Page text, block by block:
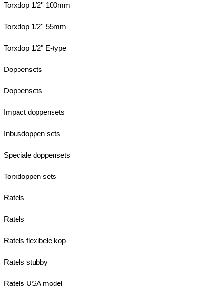
Torxdop 1/2'' 100mm
Torxdop 1/2'' 55mm
Torxdop 1/2" E-type
Doppensets
Doppensets
Impact doppensets
Inbusdoppen sets
Speciale doppensets
Torxdoppen sets
Ratels
Ratels
Ratels flexibele kop
Ratels stubby
Ratels USA model